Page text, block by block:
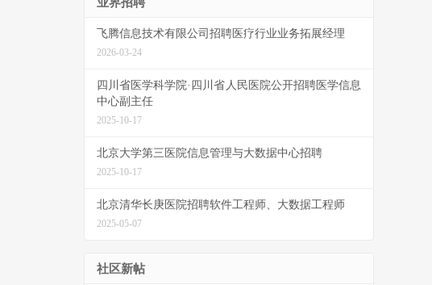
飞腾信息技术有限公司招聘医疗行业业务拓展经理
2026-03-24
四川省医学科学院·四川省人民医院公开招聘医学信息
中心副主任
2025-10-17
北京大学第三医院信息管理与大数据中心招聘
2025-10-17
北京清华长庚医院招聘软件工程师、大数据工程师
2025-05-07
社区新帖